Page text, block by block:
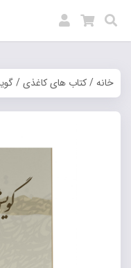
خانه/کتاب های کاغذی/